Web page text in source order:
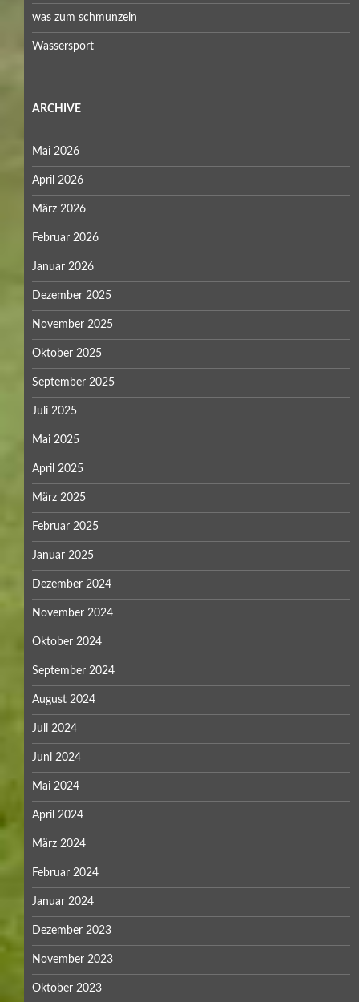
was zum schmunzeln
Wassersport
ARCHIVE
Mai 2026
April 2026
März 2026
Februar 2026
Januar 2026
Dezember 2025
November 2025
Oktober 2025
September 2025
Juli 2025
Mai 2025
April 2025
März 2025
Februar 2025
Januar 2025
Dezember 2024
November 2024
Oktober 2024
September 2024
August 2024
Juli 2024
Juni 2024
Mai 2024
April 2024
März 2024
Februar 2024
Januar 2024
Dezember 2023
November 2023
Oktober 2023